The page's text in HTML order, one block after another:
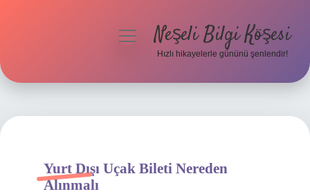
Hakkımızda
menüyüNeşeli Bilgi Köşesi
Hızlı hikayelerle gününü şenlendir!
Yurt Dışı Uçak Bileti Nereden
Alınmalı